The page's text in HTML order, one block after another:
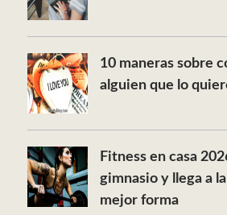
10 maneras sobre
alguien que lo
Fitness en casa
gimnasio y llega a
mejor forma